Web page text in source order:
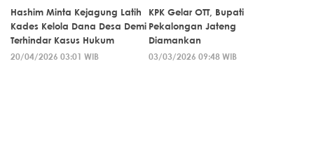
Hashim Minta Kejagung Latih
Kades Kelola Dana Desa Demi
Terhindar Kasus Hukum
20/04/2026 03:01 WIB
KPK Gelar OTT, Bupati
Pekalongan Jateng
Diamankan
03/03/2026 09:48 WIB